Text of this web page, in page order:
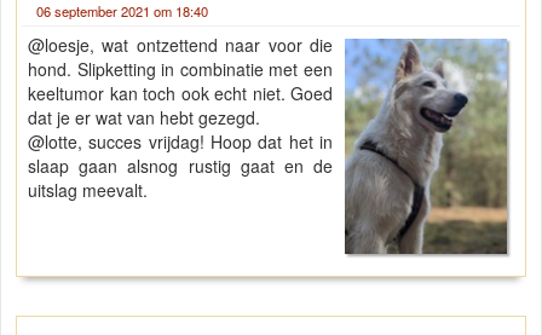
06 september 2021 om 18:40
@loesje, wat ontzettend naar voor die
hond. Slipketting in combinatie met een
keeltumor kan toch ook echt niet. Goed
dat je er wat van hebt gezegd.
@lotte, succes vrijdag! Hoop dat het in
slaap gaan alsnog rustig gaat en de
uitslag meevalt.